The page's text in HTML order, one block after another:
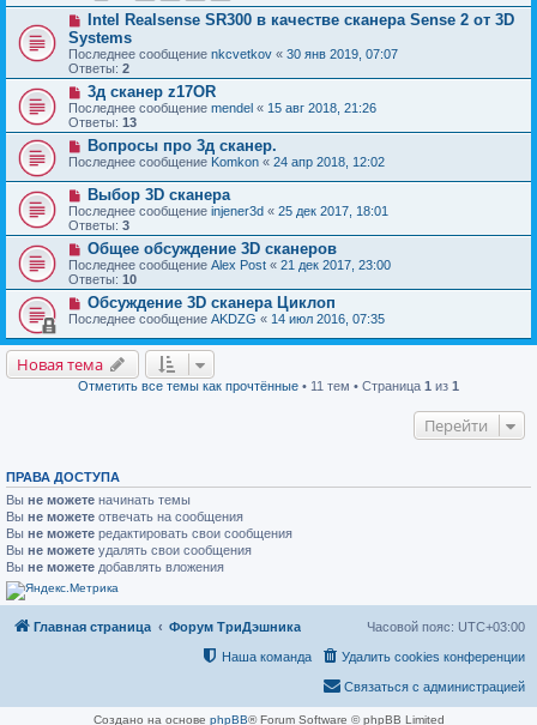
Intel Realsense SR300 в качестве сканера Sense 2 от 3D
Systems
Последнее сообщение nkcvetkov « 30 янв 2019, 07:07
Ответы: 2
3д сканер z17OR
Последнее сообщение mendel « 15 авг 2018, 21:26
Ответы: 13
Вопросы про 3д сканер.
Последнее сообщение Komkon « 24 апр 2018, 12:02
Выбор 3D сканера
Последнее сообщение injener3d « 25 дек 2017, 18:01
Ответы: 3
Общее обсуждение 3D сканеров
Последнее сообщение Alex Post « 21 дек 2017, 23:00
Ответы: 10
Обсуждение 3D сканера Циклоп
Последнее сообщение AKDZG « 14 июл 2016, 07:35
Новая тема
Отметить все темы как прочтённые • 11 тем • Страница 1 из 1
Перейти
ПРАВА ДОСТУПА
Вы не можете начинать темы
Вы не можете отвечать на сообщения
Вы не можете редактировать свои сообщения
Вы не можете удалять свои сообщения
Вы не можете добавлять вложения
Главная страница Форум ТриДэшника Часовой пояс: UTC+03:00
Удалить cookies конференции
Наша команда
Связаться с администрацией
Создано на основе phpBB® Forum Software © phpBB Limited